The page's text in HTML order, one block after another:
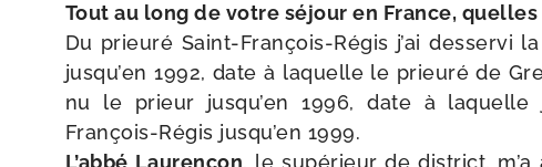
Tout au long de votre séjour en France,
Du prieu­ré Saint-​François-​Régis j’ai des­ser­vi
jusqu’en 1992, date à laquelle le prieu­ré de
nu le prieur jusqu’en 1996, date à
François-​Régis jusqu’en 1999.
L’abbé Laurençon, le supé­rieur de dis­trict,